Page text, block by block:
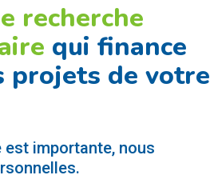
recherche
qui finance
de votre
est importante, nous